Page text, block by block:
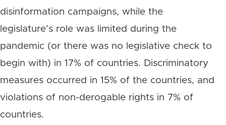
disinformation campaigns, while the
legislature’s role was limited during the
pandemic (or there was no legislative check to
begin with) in 17% of countries. Discriminatory
measures occurred in 15% of the countries, and
violations of non-derogable rights in 7% of
countries.